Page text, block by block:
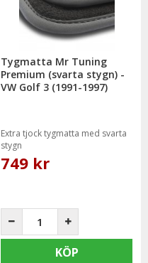
Tygmatta Mr Tuning
Premium (svarta stygn) -
VW Golf 3 (1991-1997)
Extra tjock tygmatta med svarta
stygn
749 kr
KÖP